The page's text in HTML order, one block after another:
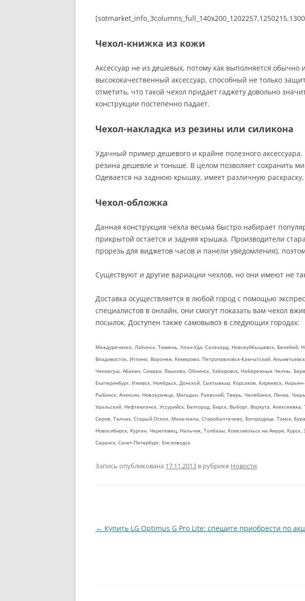
Чехол-книжка из кожи
Аксессуар не из дешевых, потому как выполняется
высококачественный аксессуар, способный не только
отметить, что такой чехол придает гаджету довольно
конструкции постепенно падает.
Чехол-накладка из резины или силикона
Удачный пример дешевого и крайне полезного
резина дешевле и тоньше. В целом позволяет сохранить
Одевается на заднюю крышку, имеет различную раскраску,
Чехол-обложка
Данная конструкция чехла весьма быстро набирает
прикрытой остается и задняя крышка. Производители
прорезь для виджетов часов и панели уведомления),
Существуют и другие вариации чехлов, но они имеют не
Доставка осуществляется в любой город с помощью
специалистов в онлайн, они смогут показать вам чехол
посылок. Доступен также самовывоз в следующих городах:
Междуреченск, Лабинск, Тюмень, Улан-Удэ, Салехард, Новокуйбышевск, Белебей,
Владивосток, Иглино, Воронеж, Кемерово, Петропавловск-Камчатский,
Чекмагуш, Абакан, Самара, Языково, Обнинск, Хабаровск, Набережные Челны,
Екатеринбург, Ижевск, Ноябрьск, Донской, Сыктывкар, Корсаков, Киреевск,
Рыбинск, Алексин, Новокузнецк, Магадан, Раевский, Тверь, Челябинск, Пенза,
Уральский, Нефтеюганск, Уссурийск, Белгород, Бирск, Выборг, Воркута,
Серов, Талнах, Старый Оскол, Махачкала, Старобалтачево, Богородицк, Томск,
Новосибирск, Курган, Череповец, Нальчик, Толбазы, Комсомольск на Амуре,
Саранск, Санкт-Петербург, Кисловодск
Запись опубликована 17.11.2013 в рубрике Новости.
Навигация
← Купить LG Optimus G Pro Lite: спешите приобрести по